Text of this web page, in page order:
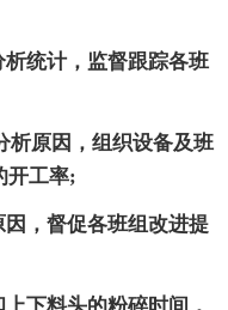
统计，监督跟踪各班
原因，组织设备及班
开工率;
，督促各班组改进提
下料头的粉碎时间，